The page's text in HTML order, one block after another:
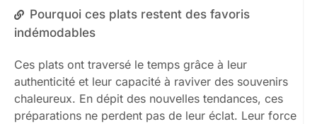
Pourquoi ces plats restent des favoris
indémodables
Ces plats ont traversé le temps grâce à leur
authenticité et leur capacité à raviver des souvenirs
chaleureux. En dépit des nouvelles tendances, ces
préparations ne perdent pas de leur éclat. Leur force